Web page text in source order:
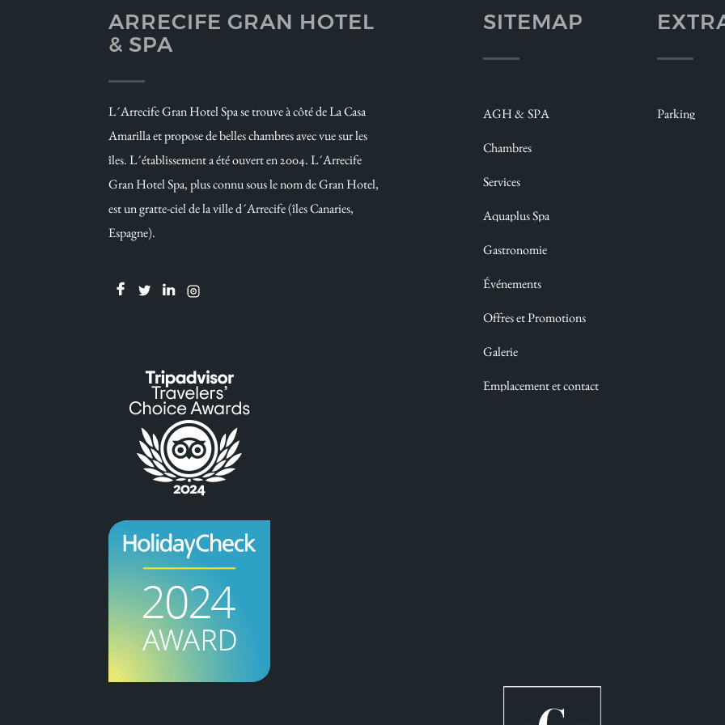
ARRECIFE GRAN HOTEL
& SPA
L´Arrecife Gran Hotel Spa se trouve à côté de La Casa
Amarilla et propose de belles chambres avec vue sur les
îles. L´établissement a été ouvert en 2004. L´Arrecife
Gran Hotel Spa, plus connu sous le nom de Gran Hotel,
est un gratte-ciel de la ville d´Arrecife (îles Canaries,
Espagne).
SITEMAP
AGH & SPA
Reposez-vous
Chambres
Expérimentez
Services
Détendez-vous
Aquaplus Spa
Dégustez
Gastronomie
Célébrez
Événements
Profitez
Offres et Promotions
Contemplez
Galerie
Questions fréquentes
Emplacement et contact
Parking